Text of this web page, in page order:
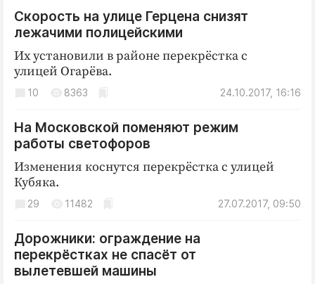
Праздники
Происшествия
Спорт
Экономика и бизнес
ПРОЕКТЫ
Блоги
Издания
Клиника года
Бренд года
Работодатель года
Скорость на улице Герцена снизят
лежачими полицейскими
Их установили в районе перекрёстка с
улицей Огарёва.
24.10.2017, 16:16
10 8363
На Московской поменяют режим
работы светофоров
Изменения коснутся перекрёстка с улицей
Кубяка.
27.07.2017, 09:50
29 11482
Дорожники: ограждение на
перекрёстках не спасёт от
вылетевшей машины